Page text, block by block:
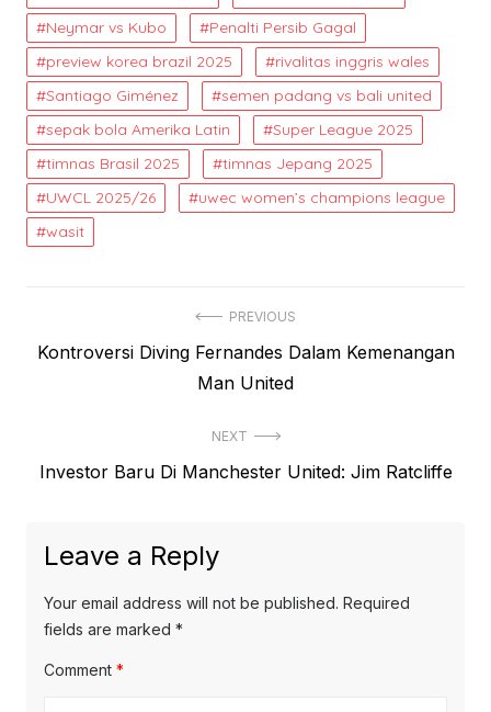
Neymar vs Kubo
Penalti Persib Gagal
preview korea brazil 2025
rivalitas inggris wales
Santiago Giménez
semen padang vs bali united
sepak bola Amerika Latin
Super League 2025
timnas Brasil 2025
timnas Jepang 2025
UWCL 2025/26
uwec women’s champions league
wasit
navigation
PREVIOUS
Previous
Kontroversi Diving Fernandes Dalam Kemenangan
Man United
NEXT
Next
Investor Baru Di Manchester United: Jim Ratcliffe
Leave a Reply
Your email address will not be published. Required
fields are marked *
Comment *